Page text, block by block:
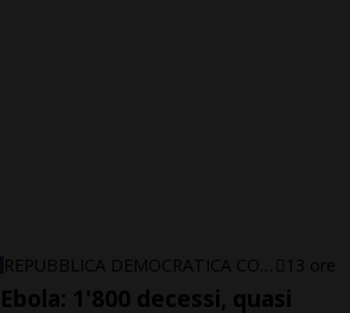
13 ore
Ebola: 1'800 decessi, quasi